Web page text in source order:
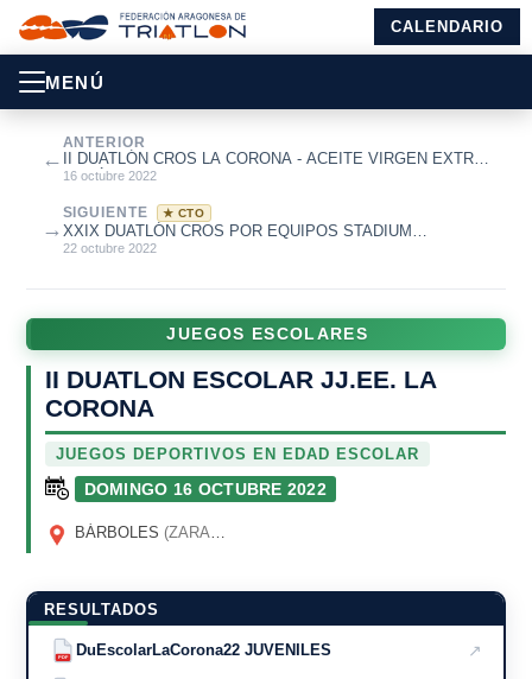
CALENDARIO
MENÚ
←
ANTERIOR
II DUATLÓN CROS LA CORONA - ACEITE VIRGEN EXTRA
ANSÓ
16 octubre 2022
SIGUIENTE ★ CTO
XXIX DUATLÓN CROS POR EQUIPOS STADIUM
CASABLANCA. TROFEO IBERCAJA CIUDAD DE ZARA...
22 octubre 2022
→
JUEGOS ESCOLARES
II DUATLON ESCOLAR JJ.EE. LA
CORONA
JUEGOS DEPORTIVOS EN EDAD ESCOLAR
DOMINGO 16 OCTUBRE 2022
BÁRBOLES (ZARAGOZA)
RESULTADOS
PDF DuEscolarLaCorona22 JUVENILES ↗